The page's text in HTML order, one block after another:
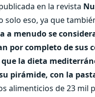
en la revista
solo eso, ya que
a menudo se
por completo de sus
la dieta
pirámide, con la
alimenticios de 23